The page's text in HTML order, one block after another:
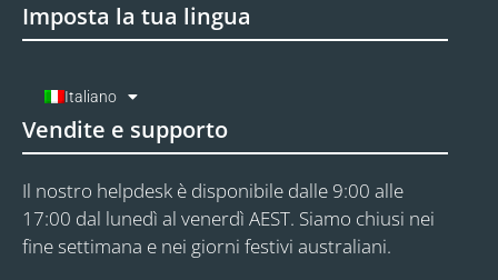
Imposta la tua lingua
Italiano
Vendite e supporto
Il nostro helpdesk è disponibile dalle 9:00 alle
17:00 dal lunedì al venerdì AEST. Siamo chiusi nei
fine settimana e nei giorni festivi australiani.